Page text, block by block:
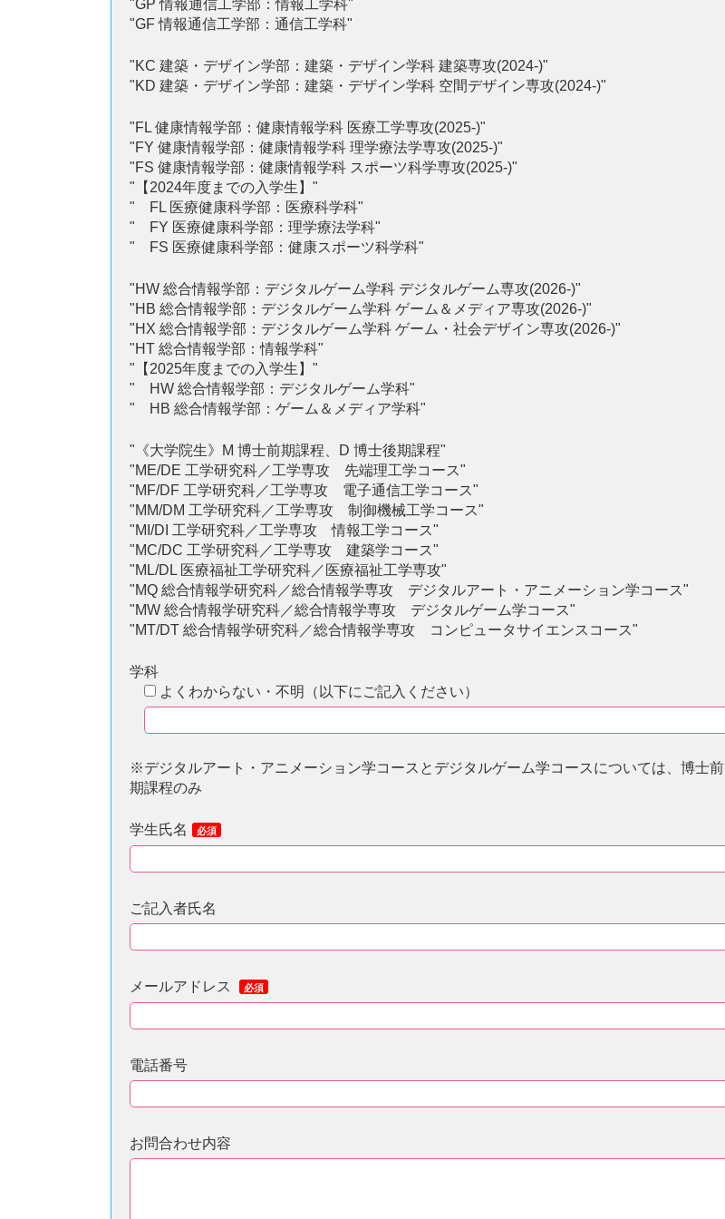
"GP 情報通信工学部：情報工学科"
"GF 情報通信工学部：通信工学科"
"KC 建築・デザイン学部：建築・デザイン学科 建築専攻(2024-)"
"KD 建築・デザイン学部：建築・デザイン学科 空間デザイン専攻(2024-)"
"FL 健康情報学部：健康情報学科 医療工学専攻(2025-)"
"FY 健康情報学部：健康情報学科 理学療法学専攻(2025-)"
"FS 健康情報学部：健康情報学科 スポーツ科学専攻(2025-)"
"【2024年度までの入学生】"
" FL 医療健康科学部：医療科学科"
" FY 医療健康科学部：理学療法学科"
" FS 医療健康科学部：健康スポーツ科学科"
"HW 総合情報学部：デジタルゲーム学科 デジタルゲーム専攻(2026-)"
"HB 総合情報学部：デジタルゲーム学科 ゲーム＆メディア専攻(2026-)"
"HX 総合情報学部：デジタルゲーム学科 ゲーム・社会デザイン専攻(2026-)"
"HT 総合情報学部：情報学科"
"【2025年度までの入学生】"
" HW 総合情報学部：デジタルゲーム学科"
" HB 総合情報学部：ゲーム＆メディア学科"
"《大学院生》M 博士前期課程、D 博士後期課程"
"ME/DE 工学研究科／工学専攻 先端理工学コース"
"MF/DF 工学研究科／工学専攻 電子通信工学コース"
"MM/DM 工学研究科／工学専攻 制御機械工学コース"
"MI/DI 工学研究科／工学専攻 情報工学コース"
"MC/DC 工学研究科／工学専攻 建築学コース"
"ML/DL 医療福祉工学研究科／医療福祉工学専攻"
"MQ 総合情報学研究科／総合情報学専攻 デジタルアート・アニメーション学コース"
"MW 総合情報学研究科／総合情報学専攻 デジタルゲーム学コース"
"MT/DT 総合情報学研究科／総合情報学専攻 コンピュータサイエンスコース"
学科
よくわからない・不明（以下にご記入ください）
※デジタルアート・アニメーション学コースとデジタルゲーム学コースについては、博士前
期課程のみ
学生氏名 必須
ご記入者氏名
メールアドレス 必須
電話番号
お問合わせ内容